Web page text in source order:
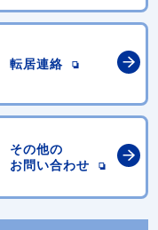
転居連絡
その他の
お問い合わせ